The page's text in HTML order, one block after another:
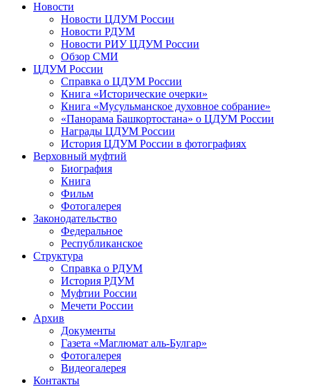
Новости
Новости ЦДУМ России
Новости РДУМ
Новости РИУ ЦДУМ России
Обзор СМИ
ЦДУМ России
Справка о ЦДУМ России
Книга «Исторические очерки»
Книга «Мусульманское духовное собрание»
«Панорама Башкортостана» о ЦДУМ России
Награды ЦДУМ России
История ЦДУМ России в фотографиях
Верховный муфтий
Биография
Книга
Фильм
Фотогалерея
Законодательство
Федеральное
Республиканское
Структура
Справка о РДУМ
История РДУМ
Муфтии России
Мечети России
Архив
Документы
Газета «Маглюмат аль-Булгар»
Фотогалерея
Видеогалерея
Контакты